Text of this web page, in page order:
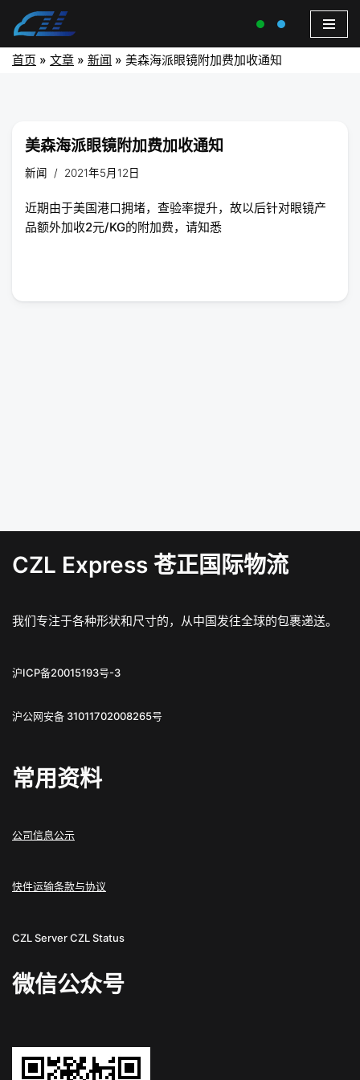
首页 » 文章 » 新闻 » 美森海派眼镜附加费加收通知
美森海派眼镜附加费加收通知
新闻 2021年5月12日
近期由于美国港口拥堵，查验率提升，故以后针对眼镜产
品额外加收2元/KG的附加费，请知悉
CZL Express 苍正国际物流
我们专注于各种形状和尺寸的，从中国发往全球的包裹递送。
沪ICP备20015193号-3
沪公网安备 31011702008265号
常用资料
公司信息公示
快件运输条款与协议
CZL ServerCZL Status
微信公众号